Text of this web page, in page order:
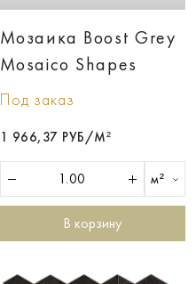
Мозаика Boost Grey
Mosaico Shapes
Под заказ
1 966,37 РУБ/М²
м²
В корзину